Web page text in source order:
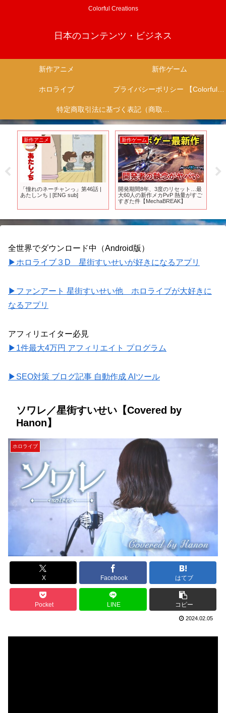
Colorful Creations
日本のコンテンツ・ビジネス
新作アニメ 新作ゲーム
ホロライブ プライバシーポリシー 【Colorful Creation】
特定商取引法に基づく表記（商取引に関する開示）
新作アニメ
「憧れのネーチャンっ」第46話 |
あたしンち | [ENG sub]
新作ゲーム
開発期間8年、3度のリセット…最
大60人の新作メカPvP 熱量がすご
すぎた件【MechaBREAK】
全世界でダウンロード中（Android版）
▶ホロライブ３D 星街すいせいが好きになるアプリ
▶ファンアート 星街すいせい他 ホロライブが大好きに
なるアプリ
アフィリエイター必見
▶1件最大4万円 アフィリエイト プログラム
▶SEO対策 ブログ記事 自動作成 AIツール
ソワレ／星街すいせい【Covered by
Hanon】
ホロライブ
X Facebook はてブ
Pocket LINE コピー
2024.02.05